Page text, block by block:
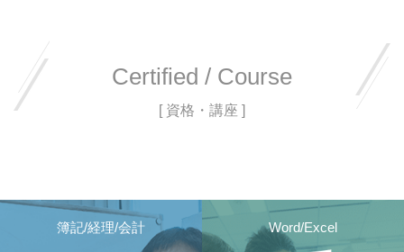
Certified / Course
[ 資格・講座 ]
簿記/経理/会計 Word/Excel